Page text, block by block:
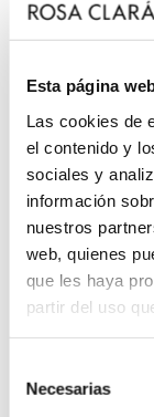
Esta página
Las cookies de
el contenido y
sociales y
información
nuestros
web, quienes
que les haya
partir del uso
Necesarias